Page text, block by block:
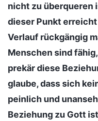
nicht zu überqueren
dieser Punkt
Verlauf rückgängig
Menschen sind
prekär diese
glaube, dass sich
peinlich und
Beziehung zu Gott